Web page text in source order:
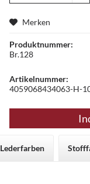
Merken
Produktnummer:
Br.128
Artikelnummer:
4059068434063-H-
Lederfarben